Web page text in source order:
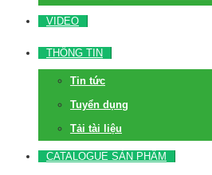
VIDEO
THÔNG TIN
Tin tức
Tuyển dụng
Tải tài liệu
CATALOGUE SẢN PHẨM